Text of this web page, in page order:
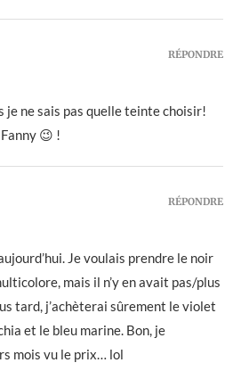
je ne sais pas quelle teinte choisir!
😉 !
RÉPONDRE
Je voulais prendre le noir
mais il n’y en avait pas/plus
tard, j’achèterai sûrement le violet
et le bleu marine. Bon, je
mois vu le prix… lol
RÉPONDRE